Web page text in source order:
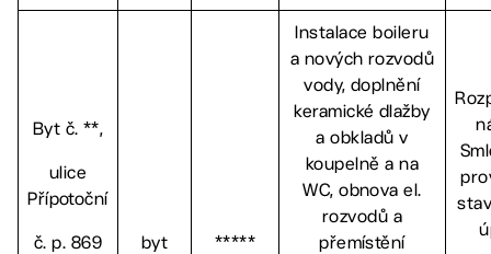
Byt č. **,
ulice
Přípotoční
č. p. 869 byt *****
Instalace boileru
a nových rozvodů
vody, doplnění
keramické dlažby
a obkladů v
koupelně a na
WC, obnova el.
rozvodů a
přemístění